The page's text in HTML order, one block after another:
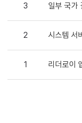
3
일부 국
2
시스템 서
1 리더로이